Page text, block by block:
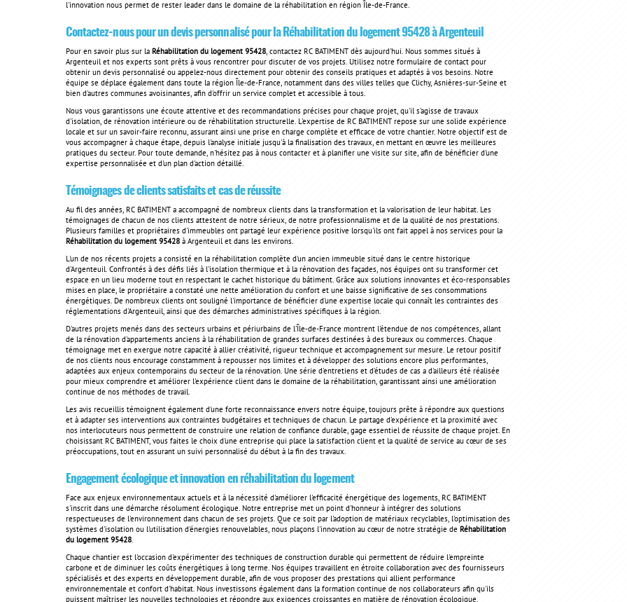
l'innovation nous permet de rester leader dans le domaine de la réhabilitation en région Île-de-France.
Contactez-nous pour un devis personnalisé pour la Réhabilitation du logement 95428à Argenteuil
Pour en savoir plus sur la Réhabilitation du logement 95428, contactez RC BATIMENT dès aujourd'hui. Nous sommes situés à
Argenteuil et nos experts sont prêts à vous rencontrer pour discuter de vos projets. Utilisez notre formulaire de contact pour
obtenir un devis personnalisé ou appelez-nous directement pour obtenir des conseils pratiques et adaptés à vos besoins. Notre
équipe se déplace également dans toute la région Île-de-France, notamment dans des villes telles que Clichy, Asnières-sur-Seine et
bien d'autres communes avoisinantes, afin d'offrir un service complet et accessible à tous.
Nous vous garantissons une écoute attentive et des recommandations précises pour chaque projet, qu'il s'agisse de travaux
d'isolation, de rénovation intérieure ou de réhabilitation structurelle. L'expertise de RC BATIMENT repose sur une solide expérience
locale et sur un savoir-faire reconnu, assurant ainsi une prise en charge complète et efficace de votre chantier. Notre objectif est de
vous accompagner à chaque étape, depuis l'analyse initiale jusqu'à la finalisation des travaux, en mettant en œuvre les meilleures
pratiques du secteur. Pour toute demande, n'hésitez pas à nous contacter et à planifier une visite sur site, afin de bénéficier d'une
expertise personnalisée et d'un plan d'action détaillé.
Témoignages de clients satisfaits et cas de réussite
Au fil des années, RC BATIMENT a accompagné de nombreux clients dans la transformation et la valorisation de leur habitat. Les
témoignages de chacun de nos clients attestent de notre sérieux, de notre professionnalisme et de la qualité de nos prestations.
Plusieurs familles et propriétaires d'immeubles ont partagé leur expérience positive lorsqu'ils ont fait appel à nos services pour la
Réhabilitation du logement 95428 à Argenteuil et dans les environs.
L'un de nos récents projets a consisté en la réhabilitation complète d'un ancien immeuble situé dans le centre historique
d'Argenteuil. Confrontés à des défis liés à l'isolation thermique et à la rénovation des façades, nos équipes ont su transformer cet
espace en un lieu moderne tout en respectant le cachet historique du bâtiment. Grâce aux solutions innovantes et éco-responsables
mises en place, le propriétaire a constaté une nette amélioration du confort et une baisse significative de ses consommations
énergétiques. De nombreux clients ont souligné l'importance de bénéficier d'une expertise locale qui connaît les contraintes des
réglementations d'Argenteuil, ainsi que des démarches administratives spécifiques à la région.
D'autres projets menés dans des secteurs urbains et périurbains de l'Île-de-France montrent l'étendue de nos compétences, allant
de la rénovation d'appartements anciens à la réhabilitation de grandes surfaces destinées à des bureaux ou commerces. Chaque
témoignage met en exergue notre capacité à allier créativité, rigueur technique et accompagnement sur mesure. Le retour positif
de nos clients nous encourage constamment à repousser nos limites et à développer des solutions encore plus performantes,
adaptées aux enjeux contemporains du secteur de la rénovation. Une série d'entretiens et d'études de cas a d'ailleurs été réalisée
pour mieux comprendre et améliorer l'expérience client dans le domaine de la réhabilitation, garantissant ainsi une amélioration
continue de nos méthodes de travail.
Les avis recueillis témoignent également d'une forte reconnaissance envers notre équipe, toujours prête à répondre aux questions
et à adapter ses interventions aux contraintes budgétaires et techniques de chacun. Le partage d'expérience et la proximité avec
nos interlocuteurs nous permettent de construire une relation de confiance durable, gage essentiel de réussite de chaque projet. En
choisissant RC BATIMENT, vous faites le choix d'une entreprise qui place la satisfaction client et la qualité de service au cœur de ses
préoccupations, tout en assurant un suivi personnalisé du début à la fin des travaux.
Engagement écologique et innovation en réhabilitation du logement
Face aux enjeux environnementaux actuels et à la nécessité d'améliorer l'efficacité énergétique des logements, RC BATIMENT
s'inscrit dans une démarche résolument écologique. Notre entreprise met un point d'honneur à intégrer des solutions
respectueuses de l'environnement dans chacun de ses projets. Que ce soit par l'adoption de matériaux recyclables, l'optimisation des
systèmes d'isolation ou l'utilisation d'énergies renouvelables, nous plaçons l'innovation au cœur de notre stratégie de Réhabilitation
du logement 95428.
Chaque chantier est l'occasion d'expérimenter des techniques de construction durable qui permettent de réduire l'empreinte
carbone et de diminuer les coûts énergétiques à long terme. Nos équipes travaillent en étroite collaboration avec des fournisseurs
spécialisés et des experts en développement durable, afin de vous proposer des prestations qui allient performance
environnementale et confort d'habitat. Nous investissons également dans la formation continue de nos collaborateurs afin qu'ils
puissent maîtriser les nouvelles technologies et répondre aux exigences croissantes en matière de rénovation écologique.